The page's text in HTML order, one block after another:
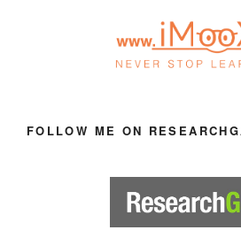
FOLLOW ME ON